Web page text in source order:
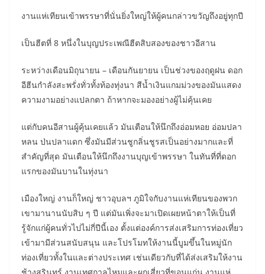
งานแห่เทียนเข้าพรรษาที่นั่นยิ่งใหญ่ให้ผู้คนกล่าวขวัญถึงอยู่ทุกปี
เป็นฮีตที่ 8 หนึ่งในบุญประเพณีฮีตสิบสองของชาวอีสาน
ระหว่างเดือนมิถุนายน – เดือนกันยายน เป็นช่วงของฤดูฝน ดอก
อีฮีนกำลังสะพรั่งทั่วทั้งท้องทุ่งนา สีน้ำเงินแกมม่วงของมันแสดง
ความงามอย่างแปลกตา ถ้าหากจะมองอย่างผู้ไม่คุ้นเคย
แต่กับคนอีสานผู้คุ้นเคยแล้ว มันเตือนให้นึกถึงอ่อมหอย อ่อมปลา
หลน ป่นปลาแดก ซึ่งมันมีส่วนชูกลิ่นชูรสเป็นอย่างมากและที่
สำคัญที่สุด มันเตือนให้นึกถึงงานบุญเข้าพรรษา ในทันที่ที่ดอก
แรกของมันบานในทุ่งนา
เมืองใหญ่ งานก็ใหญ่ ชาวอุบลฯ ภูมิใจกับงานแห่เทียนของพวก
เขามานานนับสิบ ๆ ปี แต่มันเพิ่งจะมาเปิดเผยหน้าตาให้เป็นที่
รู้จักแก่ผู้คนทั่วไปไม่กี่ปีนี้เอง ตั้งแต่องค์การส่งเสริมการท่องเที่ยว
เข้ามามีส่วนสนับสนุน และโปรโมทให้งานนี้บูมขึ้นในหมู่นัก
ท่องเที่ยวทั้งในและต่างประเทศ เช่นเดียวกับที่ได้ส่งเสริมให้งาน